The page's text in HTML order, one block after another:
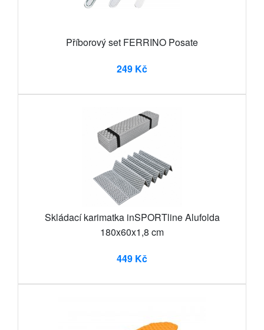
Příborový set FERRINO Posate
249 Kč
Skládací karimatka inSPORTline Alufolda
180x60x1,8 cm
449 Kč